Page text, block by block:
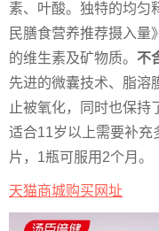
素、叶酸。独特的均匀
民膳食营养推荐摄入量
的维生素及矿物质。 不
先进的微囊技术、脂溶
止被氧化，同时也保持
适合11岁以上需要补充
片，1瓶可服用2个月。
天猫商城购买网址